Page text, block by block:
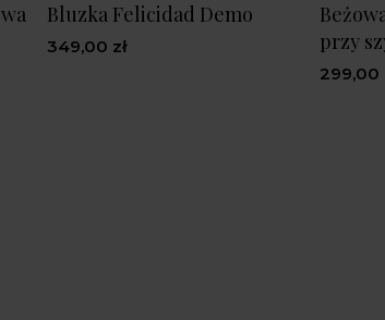
Bluzka Felicidad Demo
349,00 zł
przy
299,00